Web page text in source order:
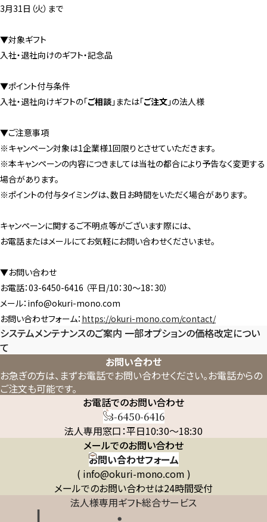
3月31日（火）まで
▼対象ギフト
入社・退社向けのギフト・記念品
▼ポイント付与条件
入社・退社向けギフトの「ご相談 」または「ご注文 」の法人様
▼ご注意事項
※キャンペーン対象は1企業様1回限りとさせていただきます。
※本キャンペーンの内容につきましては当社の都合により予告なく変更する
場合があります。
※ポイントの付与タイミングは、数日お時間をいただく場合があります。
キャンペーンに関するご不明点等がございます際には、
お電話またはメールにてお気軽にお問い合わせくださいませ。
▼お問い合わせ
お電話：03-6450-6416 （平日/10：30～18：30）
メール：info@okuri-mono.com
お問い合わせフォーム： https://okuri-mono.com/contact/
システムメンテナンスのご案内 一部オプションの価格改定につい
て
お問い合わせ
お急ぎの方は、まずお電話でお問い合わせください。お電話からの
ご注文も可能です。
お電話でのお問い合わせ
03-6450-6416
法人専用窓口：平日10:30～18:30
メールでのお問い合わせ
お問い合わせフォーム
( info@okuri-mono.com )
メールでのお問い合わせは24時間受付
法人様専用ギフト総合サービス